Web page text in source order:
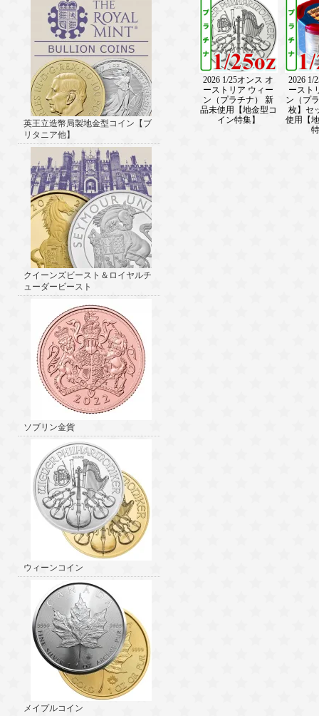
英王立造幣局製地金型コイン【ブ
リタニア他】
クイーンズビースト＆ロイヤルチ
ューダービースト
ソブリン金貨
ウィーンコイン
メイプルコイン
2026 1/25オンス オ
ーストリア ウィー
ン（プラチナ） 新
品未使用【地金型コ
イン特集】
2026 1/
ースト
ン（プ
枚】セ
使用【